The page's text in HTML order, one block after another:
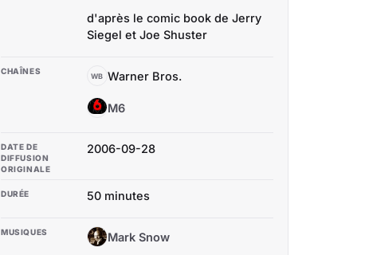
d'après le comic book de Jerry
Siegel et Joe Shuster
CHAÎNES WB Warner Bros.
M M6
DATE DE
DIFFUSION
ORIGINALE
2006-09-28
DURÉE 50 minutes
MUSIQUES MS Mark Snow